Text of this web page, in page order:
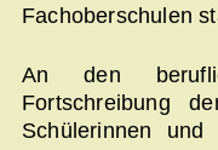
Fachoberschulen
An den
Fortschreibung
Schülerinnen